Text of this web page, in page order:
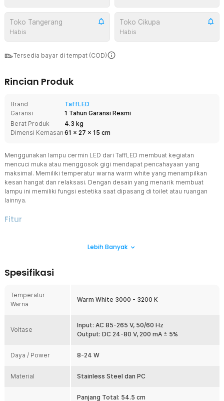
Toko Tangerang
Habis
Toko Cikupa
Habis
Tersedia bayar di tempat (COD)
Rincian Produk
Brand
TaffLED
Garansi
1 Tahun Garansi Resmi
Berat Produk
4.3 kg
Dimensi Kemasan 61 x 27 x 15 cm
Menggunakan lampu cermin LED dari TaffLED membuat kegiatan
mencuci muka atau menggosok gigi mendapat pencahayaan yang
maksimal. Memiliki temperatur warna warm white yang menampilkan
kesan hangat dan relaksasi. Dengan desain yang menarik membuat
lampu ini memiliki fungsi estetika saat dipasang di toilet atau ruangan
lainnya.
Fitur
Lampu ini memang didesain untuk ditempatkan di atas cermin untuk
diaplikasikan untuk menerangi hiasan di rumah seperti lukisan.
Desainnya menarik dan elegan karena memiliki bentuk yang
berbeda dari lampu pada umumnya. Ditambah bagian lampu dapat
khawatir tentang masalah keamanan, karena lampu LED ini telah
dilengkapi dengan fitur anti air.
Supaya dapat digunakan dalam jangka waktu yang sangat lama,
steel dengan kualitas terbaik di kelasnya. Dijamin sangat kuat serta
Lebih Banyak
Spesifikasi
Temperatur
Warna
Warm White 3000 - 3200 K
Voltase
Input: AC 85-265 V, 50/60 Hz
Output: DC 24-80 V, 200 mA ± 5%
Daya / Power 8-24 W
Material Stainless Steel dan PC
Panjang Total: 54.5 cm